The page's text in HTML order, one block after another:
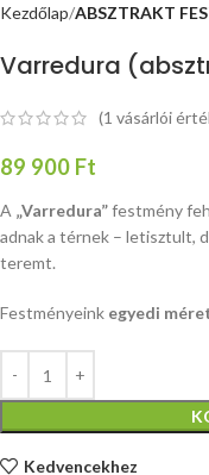
Kezdőlap ABSZTRAKT
Varredura
(1 vásárlói
89 900 Ft
A „Varredura”festmény
adnak a térnek – letisztult,
teremt.
Festményeink egyedi
Kedvencekhez